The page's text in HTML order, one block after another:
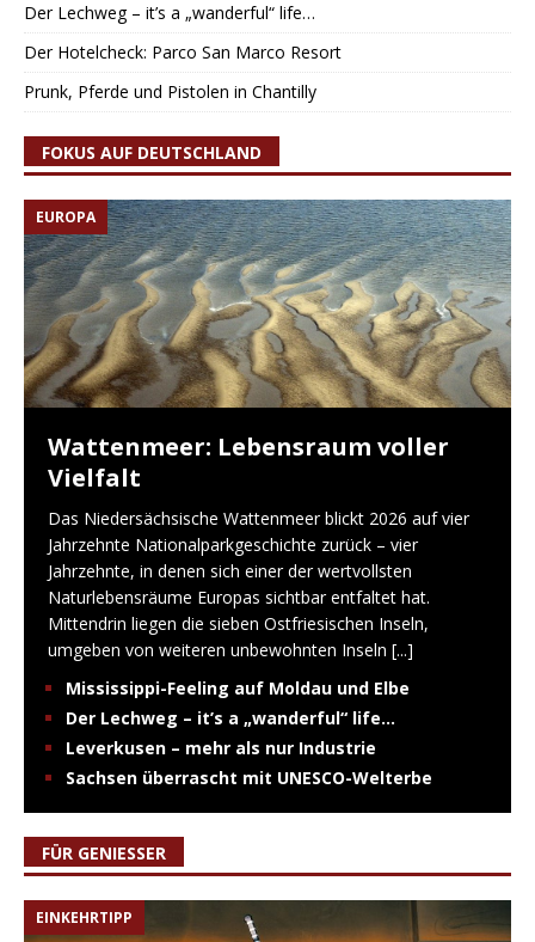
Der Lechweg – it’s a „wanderful“ life…
Der Hotelcheck: Parco San Marco Resort
Prunk, Pferde und Pistolen in Chantilly
FOKUS AUF DEUTSCHLAND
EUROPA
Wattenmeer: Lebensraum voller
Vielfalt
Das Niedersächsische Wattenmeer blickt 2026 auf vier
Jahrzehnte Nationalparkgeschichte zurück – vier
Jahrzehnte, in denen sich einer der wertvollsten
Naturlebensräume Europas sichtbar entfaltet hat.
Mittendrin liegen die sieben Ostfriesischen Inseln,
umgeben von weiteren unbewohnten Inseln [...]
Mississippi-Feeling auf Moldau und Elbe
Der Lechweg – it’s a „wanderful“ life…
Leverkusen – mehr als nur Industrie
Sachsen überrascht mit UNESCO-Welterbe
FÜR GENIESSER
EINKEHRTIPP